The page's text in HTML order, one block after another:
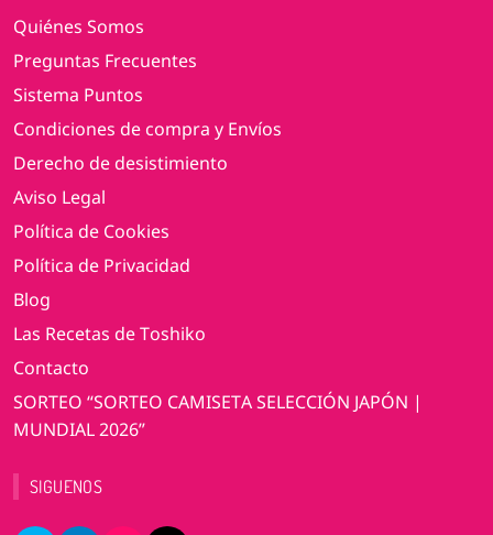
Quiénes Somos
Preguntas Frecuentes
Sistema Puntos
Condiciones de compra y Envíos
Derecho de desistimiento
Aviso Legal
Política de Cookies
Política de Privacidad
Blog
Las Recetas de Toshiko
Contacto
SORTEO “SORTEO CAMISETA SELECCIÓN JAPÓN |
MUNDIAL 2026”
SIGUENOS